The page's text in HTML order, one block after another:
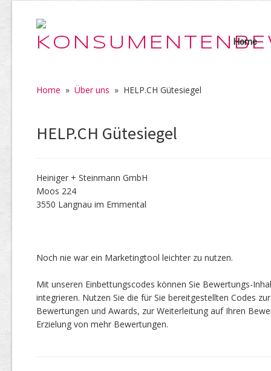
Home
Home » Über uns » HELP.CH Gütesiegel
HELP.CH Gütesiegel
Heiniger + Steinmann GmbH
Moos 224
3550 Langnau im Emmental
Noch nie war ein Marketingtool leichter zu nutzen.
Mit unseren Einbettungscodes können Sie Bewertungs-
integrieren. Nutzen Sie die für Sie bereitgestellten Codes
Bewertungen und Awards, zur Weiterleitung auf Ihren
Erzielung von mehr Bewertungen.